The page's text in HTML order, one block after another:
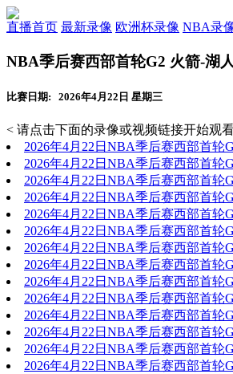
直播首页 最新录像 欧洲杯录像 NBA录
NBA季后赛西部首轮G2 火箭-湖人
比赛日期: 2026年4月22日 星期三
< 请点击下面的录像或视频链接开始观
2026年4月22日NBA季后赛西部首轮
2026年4月22日NBA季后赛西部首轮
2026年4月22日NBA季后赛西部首轮
2026年4月22日NBA季后赛西部首轮
2026年4月22日NBA季后赛西部首轮
2026年4月22日NBA季后赛西部首轮
2026年4月22日NBA季后赛西部首轮
2026年4月22日NBA季后赛西部首轮
2026年4月22日NBA季后赛西部首轮
2026年4月22日NBA季后赛西部首轮
2026年4月22日NBA季后赛西部首轮
2026年4月22日NBA季后赛西部首轮
2026年4月22日NBA季后赛西部首轮
2026年4月22日NBA季后赛西部首轮